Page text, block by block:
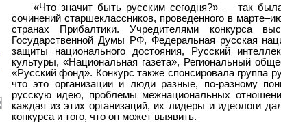
«Что значит быть русским сегодня?» — так
сочинений старшеклассников, проведенного в
странах Прибалтики. Учредителями конкурса
Государственной Думы РФ, Федеральная русская
защиты национального достояния, Русский
культуры, «Национальная газета», Региональный
«Русский фонд». Конкурс также спонсировала группа
что это организации и люди разные, по-разному
русскую идею, проблемы межнациональных
каждая из этих организаций, их лидеры и идеологи
конкурса и того, что он может выявить.